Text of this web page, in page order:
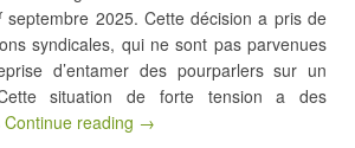
septembre 2025. Cette décision a pris de
syndicales, qui ne sont pas parvenues
d’entamer des pourparlers sur un
situation de forte tension a des
Continue reading →